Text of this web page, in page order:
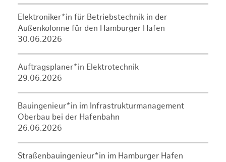
Elektroniker*in für Betriebstechnik in der
Außenkolonne für den Hamburger Hafen
30.06.2026
Auftragsplaner*in Elektrotechnik
29.06.2026
Bauingenieur*in im Infrastrukturmanagement
Oberbau bei der Hafenbahn
26.06.2026
Straßenbauingenieur*in im Hamburger Hafen